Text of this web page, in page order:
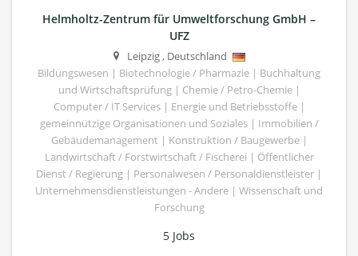
Helmholtz-Zentrum für Umweltforschung GmbH –
UFZ
Leipzig, Deutschland
Bildungswesen | Biotechnologie / Pharmazie | Buchhaltung
und Wirtschaftsprüfung | Chemie / Petro-Chemie |
Computer / IT Services | Energie und Betriebsstoffe |
gemeinnützige Organisationen und Soziales | Immobilien /
Gebäudemanagement | Konstruktion / Baugewerbe |
Landwirtschaft / Forstwirtschaft / Fischerei | Öffentlicher
Dienst / Regierung | Personalwesen / Personaldienstleister |
Unternehmensdienstleistungen - Andere | Wissenschaft und
Forschung
5 Jobs